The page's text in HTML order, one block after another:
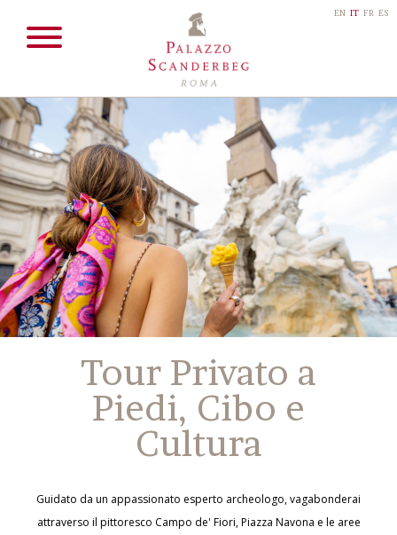
EN IT FR ES
Tour Privato a
Piedi, Cibo e
Cultura
Guidato da un appassionato esperto archeologo, vagabonderai
attraverso il pittoresco Campo de' Fiori, Piazza Navona e le aree